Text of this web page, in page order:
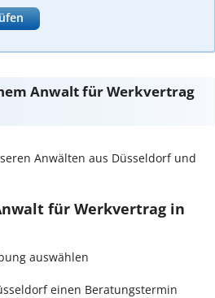
Anwalt für Werkvertrag
Anwälten aus Düsseldorf und
für Werkvertrag in
auswählen
einen Beratungstermin